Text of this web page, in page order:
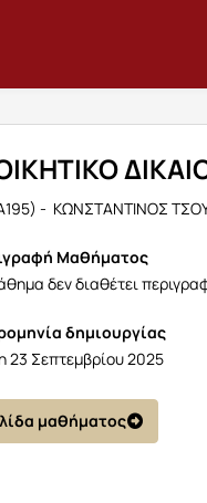
- ΚΩΝΣΤΑΝΤΙΝΟΣ
Μαθήματος
δεν διαθέτει
δημιουργίας
23 Σεπτεμβρίου 2025
μαθήματος